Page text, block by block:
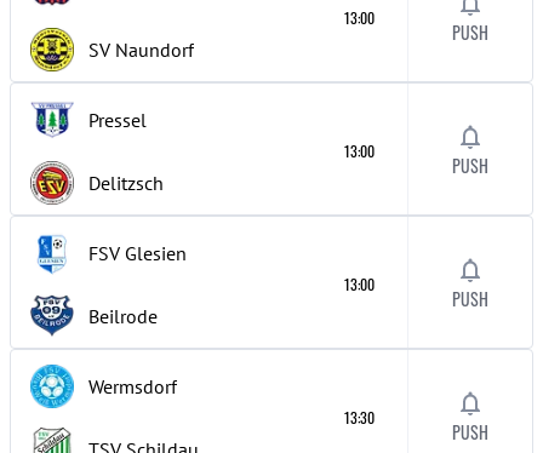
SV Naundorf
13:00
PUSH
Pressel
Delitzsch
13:00
PUSH
FSV Glesien
Beilrode
13:00
PUSH
Wermsdorf
13:30
PUSH